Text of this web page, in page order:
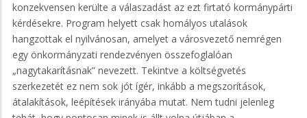
konzekvensen kerülte a válaszadást az ezt firtató kormánypárti
kérdésekre. Program helyett csak homályos utalások
hangzottak el nyilvánosan, amelyet a városvezető nemrégen
egy önkormányzati rendezvényen összefoglalóan
„nagytakarításnak” nevezett. Tekintve a költségvetés
szerkezetét ez nem sok jót ígér, inkább a megszorítások,
átalakítások, leépítések irányába mutat. Nem tudni jelenleg